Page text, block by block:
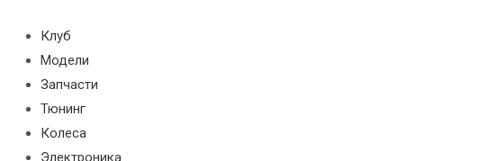
содержимому
Клуб
Модели
Запчасти
Тюнинг
Колеса
Электроника